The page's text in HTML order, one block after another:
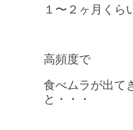
１〜２ヶ月くら
高頻度で
食べムラが出て
と・・・